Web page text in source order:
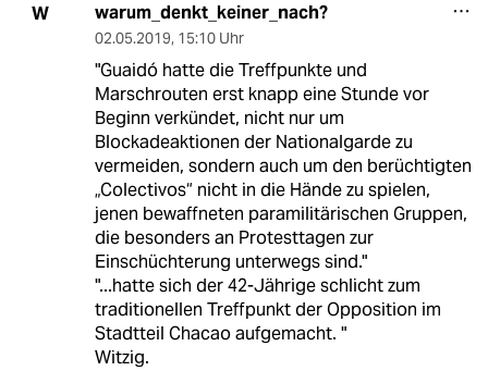
W warum_denkt_keiner_nach?
02.05.2019, 15:10 Uhr
"Guaidó hatte die Treffpunkte und
Marschrouten erst knapp eine Stunde vor
Beginn verkündet, nicht nur um
Blockadeaktionen der Nationalgarde zu
vermeiden, sondern auch um den berüchtigten
„Colectivos“ nicht in die Hände zu spielen,
jenen bewaffneten paramilitärischen Gruppen,
die besonders an Protesttagen zur
Einschüchterung unterwegs sind."
"...hatte sich der 42-Jährige schlicht zum
traditionellen Treffpunkt der Opposition im
Stadtteil Chacao aufgemacht. "
Witzig.